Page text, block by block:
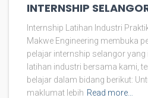
INTERNSHIP
Internship Latihan Industri
Makwe Engineering membuka
pelajar internship selangor
latihan industri bersama kami,
belajar dalam bidang berikut:
maklumat lebih Read more…